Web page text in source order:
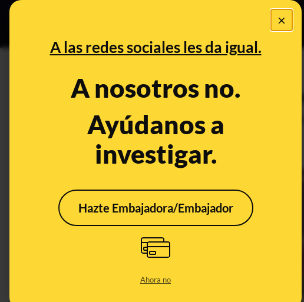
×
A las redes sociales les da igual.
A nosotros no.
Ayúdanos a
investigar.
Hazte Embajadora/Embajador
Ahora no
Especial Ceuta•
PREBUNKING
Alerta 'phishing': cuidado con los
banco, que te llegan por SMS y
mensajes que los oficiales
Jan 27, 2022, 7:13:00 PM